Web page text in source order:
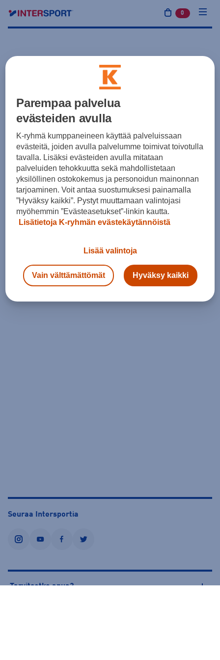
0 tuotetta
Seuraa Intersportia
instagramyoutubefacebooktwitter
Tarvitsetko apua?
Parempaa palvelua
evästeiden avulla
K-ryhmä kumppaneineen käyttää palveluissaan
evästeitä, joiden avulla palvelumme toimivat toivotulla
tavalla. Lisäksi evästeiden avulla mitataan
palveluiden tehokkuutta sekä mahdollistetaan
yksilöllinen ostokokemus ja personoidun mainonnan
tarjoaminen. Voit antaa suostumuksesi painamalla
”Hyväksy kaikki”. Pystyt muuttamaan valintojasi
myöhemmin ”Evästeasetukset”-linkin kautta.
Lisätietoja K-ryhmän evästekäytännöistä
Lisää valintoja
Vain välttämättömät Hyväksy kaikki